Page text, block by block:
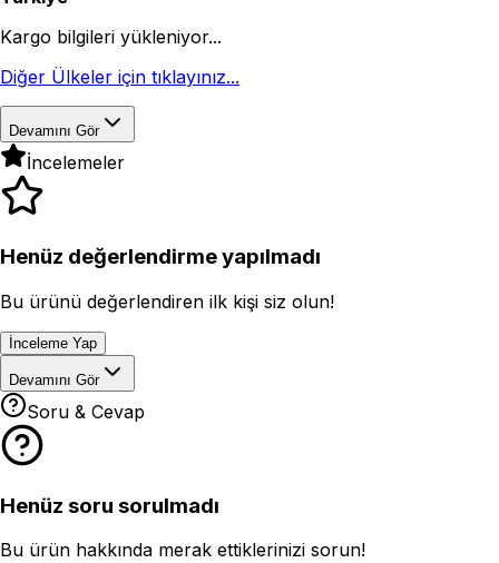
Kargo bilgileri yükleniyor...
Diğer Ülkeler için tıklayınız...
Devamını Gör
İncelemeler
Henüz değerlendirme yapılmadı
Bu ürünü değerlendiren ilk kişi siz olun!
İnceleme Yap
Devamını Gör
Soru & Cevap
Henüz soru sorulmadı
Bu ürün hakkında merak ettiklerinizi sorun!